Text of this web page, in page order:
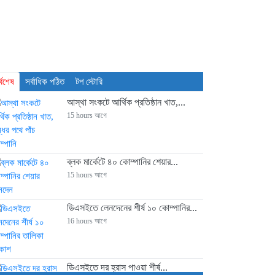
সর্বাধিক পঠিত টপ স্টোরি
আস্থা সংকটে আর্থিক প্রতিষ্ঠান খাত,...
15 hours আগে
ব্লক মার্কেটে ৪০ কোম্পানির শেয়ার...
15 hours আগে
ডিএসইতে লেনদেনের শীর্ষ ১০ কোম্পানির...
16 hours আগে
ডিএসইতে দর হ্রাস পাওয়া শীর্ষ...